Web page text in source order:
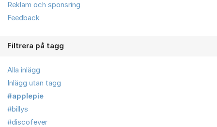
Reklam och sponsring
Feedback
Filtrera på tagg
Alla inlägg
Inlägg utan tagg
#applepie
#billys
#discofever